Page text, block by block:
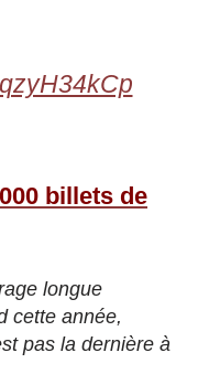
billets de
longue
cette année,
pas la dernière à